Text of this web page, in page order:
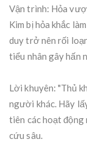
Vận trình: Hỏa
Kim bị hỏa khắc
duy trở nên rối
tiểu nhân gây hấn
Lời khuyên: "Thủ
người khác. Hãy
tiên các hoạt động
cứu sâu.